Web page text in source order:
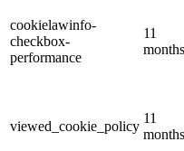
cookielawinfo-
checkbox-
performance
11
months
viewed_cookie_policy
11
months